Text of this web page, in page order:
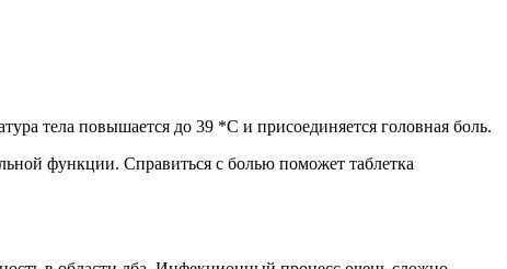
тела повышается до 39 *C и присоединяется головная боль.
функции. Справиться с болью поможет таблетка